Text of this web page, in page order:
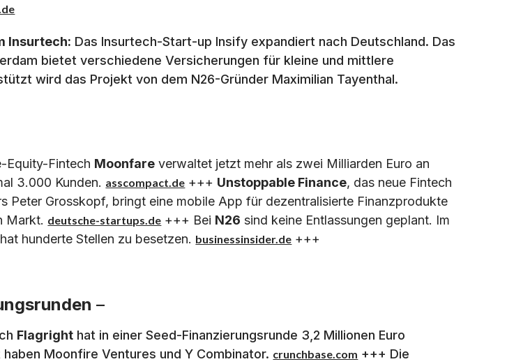
Insurtech: Das Insurtech-Start-up Insify expandiert nach Deutschland. Das
bietet verschiedene Versicherungen für kleine und mittlere
wird das Projekt von dem N26-Gründer Maximilian Tayenthal.
Equity-Fintech Moonfare verwaltet jetzt mehr als zwei Milliarden Euro an
3.000 Kunden. asscompact.de +++ Unstoppable Finance, das neue Fintech
Peter Grosskopf, bringt eine mobile App für dezentralisierte Finanzprodukte
Markt. deutsche-startups.de +++ Bei N26 sind keine Entlassungen geplant. Im
hunderte Stellen zu besetzen. businessinsider.de +++
–
Flagright hat in einer Seed-Finanzierungsrunde 3,2 Millionen Euro
Moonfire Ventures und Y Combinator. crunchbase.com +++ Die